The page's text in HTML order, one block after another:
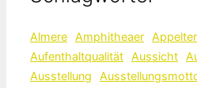
Almere Amphitheaer
Aufenthaltqualität Aussicht
Ausstellung